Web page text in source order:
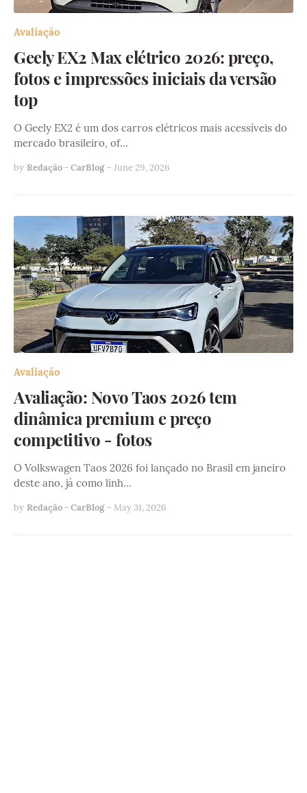
Avaliação
Geely EX2 Max elétrico 2026: preço,
fotos e impressões iniciais da versão
top
O Geely EX2 é um dos carros elétricos mais acessíveis do
mercado brasileiro, of…
by Redação - CarBlog - June 29, 2026
Avaliação
Avaliação: Novo Taos 2026 tem
dinâmica premium e preço
competitivo - fotos
O Volkswagen Taos 2026 foi lançado no Brasil em janeiro
deste ano, já como linh…
by Redação - CarBlog - May 31, 2026